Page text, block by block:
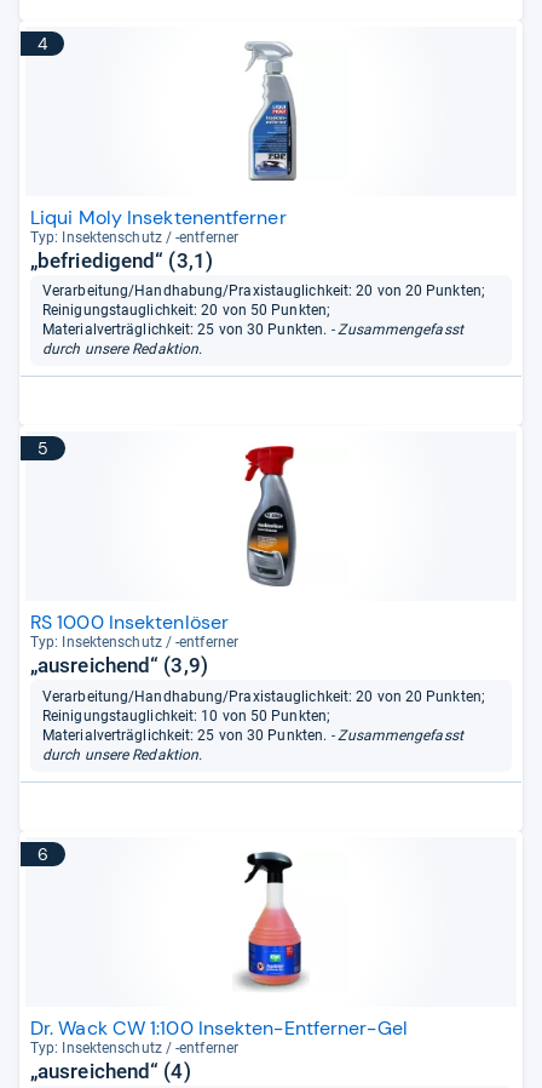
4
Liqui Moly Insektenentferner
Typ: Insek­ten­schutz / -​ent­fer­ner
„befriedigend“ (3,1)
Verarbeitung/Handhabung/Praxistauglichkeit: 20 von 20 Punkten;
Reinigungstauglichkeit: 20 von 50 Punkten;
Materialverträglichkeit: 25 von 30 Punkten. - Zusammengefasst
durch unsere Redaktion.
5
RS 1000 Insektenlöser
Typ: Insek­ten­schutz / -​ent­fer­ner
„ausreichend“ (3,9)
Verarbeitung/Handhabung/Praxistauglichkeit: 20 von 20 Punkten;
Reinigungstauglichkeit: 10 von 50 Punkten;
Materialverträglichkeit: 25 von 30 Punkten. - Zusammengefasst
durch unsere Redaktion.
6
Dr. Wack CW 1:100 Insekten-Entferner-Gel
Typ: Insek­ten­schutz / -​ent­fer­ner
„ausreichend“ (4)